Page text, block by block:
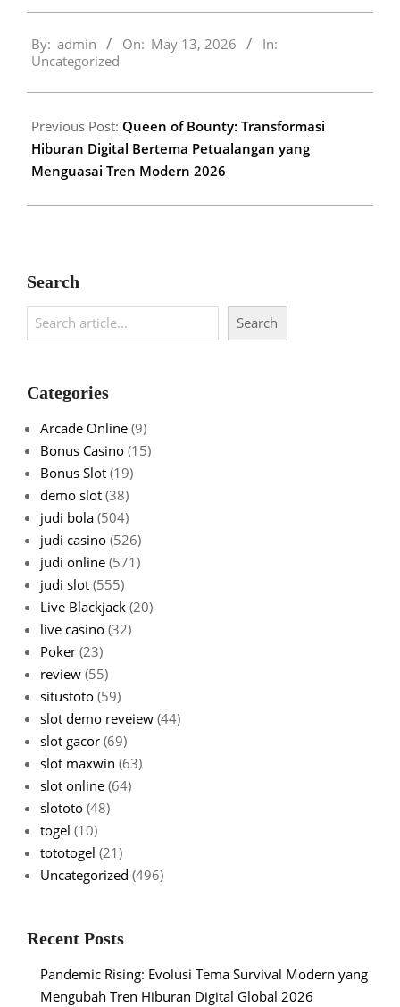
05-
13
By: admin On: May 13, 2026
In:
Uncategorized
Previous Post: Queen of Bounty: Transformasi
Hiburan Digital Bertema Petualangan yang
Menguasai Tren Modern 2026
Search
Search Search
Categories
Arcade Online (9)
Bonus Casino (15)
Bonus Slot (19)
demo slot (38)
judi bola (504)
judi casino (526)
judi online (571)
judi slot (555)
Live Blackjack (20)
live casino (32)
Poker (23)
review (55)
situstoto (59)
slot demo reveiew (44)
slot gacor (69)
slot maxwin (63)
slot online (64)
slototo (48)
togel (10)
tototogel (21)
Uncategorized (496)
Recent Posts
Pandemic Rising: Evolusi Tema Survival Modern yang
Mengubah Tren Hiburan Digital Global 2026